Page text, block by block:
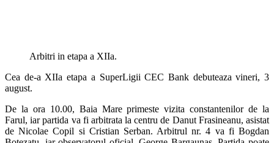
Arbitri in etapa a XIIa.
Cea de-a XIIa etapa a SuperLigii CEC Bank debuteaza vineri, 3
august.
De la ora 10.00, Baia Mare primeste vizita constantenilor de la
Farul, iar partida va fi arbitrata la centru de Danut Frasineanu, asistat
de Nicolae Copil si Cristian Serban. Arbitrul nr. 4 va fi Bogdan